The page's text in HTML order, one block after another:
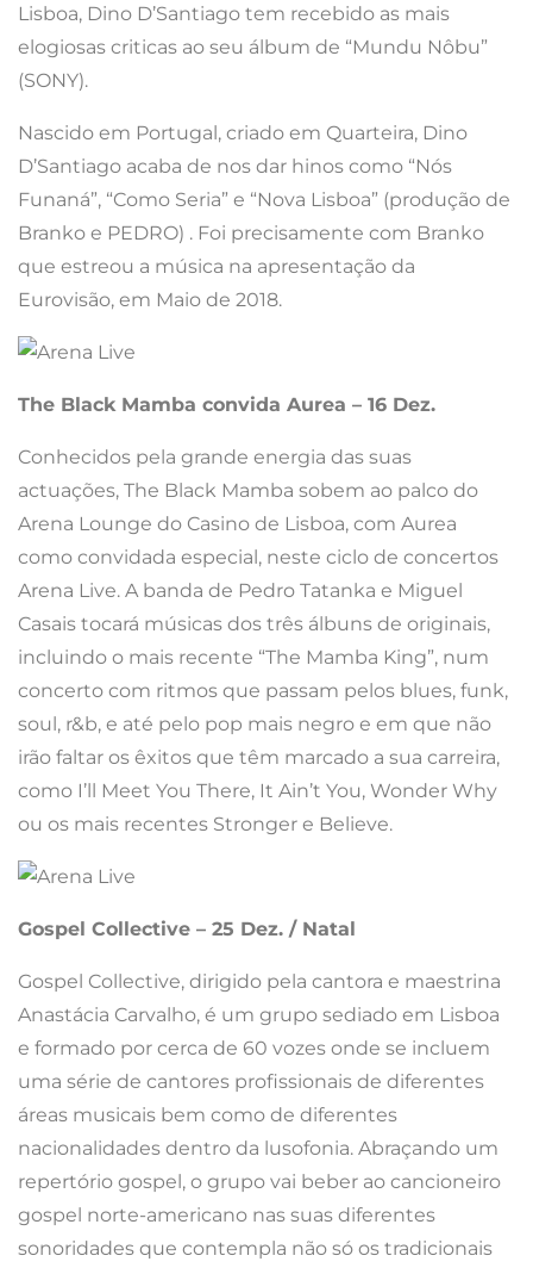
Lisboa, Dino D’Santiago tem recebido as mais
elogiosas criticas ao seu álbum de “Mundu Nôbu”
(SONY).
Nascido em Portugal, criado em Quarteira, Dino
D’Santiago acaba de nos dar hinos como “Nós
Funaná”, “Como Seria” e “Nova Lisboa” (produção de
Branko e PEDRO) . Foi precisamente com Branko
que estreou a música na apresentação da
Eurovisão, em Maio de 2018.
The Black Mamba convida Aurea – 16 Dez.
Conhecidos pela grande energia das suas
actuações, The Black Mamba sobem ao palco do
Arena Lounge do Casino de Lisboa, com Aurea
como convidada especial, neste ciclo de concertos
Arena Live. A banda de Pedro Tatanka e Miguel
Casais tocará músicas dos três álbuns de originais,
incluindo o mais recente “The Mamba King”, num
concerto com ritmos que passam pelos blues, funk,
soul, r&b, e até pelo pop mais negro e em que não
irão faltar os êxitos que têm marcado a sua carreira,
como I’ll Meet You There, It Ain’t You, Wonder Why
ou os mais recentes Stronger e Believe.
Gospel Collective – 25 Dez. / Natal
Gospel Collective, dirigido pela cantora e maestrina
Anastácia Carvalho, é um grupo sediado em Lisboa
e formado por cerca de 60 vozes onde se incluem
uma série de cantores profissionais de diferentes
áreas musicais bem como de diferentes
nacionalidades dentro da lusofonia. Abraçando um
repertório gospel, o grupo vai beber ao cancioneiro
gospel norte-americano nas suas diferentes
sonoridades que contempla não só os tradicionais